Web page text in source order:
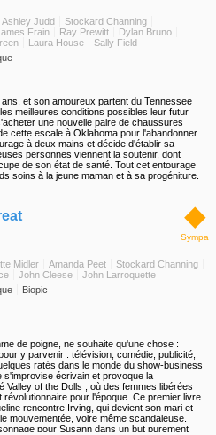
Ashley Judd
Stockard Channing
Frain Ray Prewitt
Dylan Bruno
Laura House
Sally Field
et son amoureux partent du Tennessee
meilleures conditions possibles leur futur
une nouvelle paire de chaussures
cette escale à Oklahoma pour l'abandonner
à deux mains et décide d'établir sa
personnes viennent la soutenir, dont
de son état de santé. Tout cet entourage
soins à la jeune maman et à sa progéniture.
◆
Sympa
Midler Amanda Peet
Stockard Channing
John Cleese
John Larroquette
Biopic
de poigne, ne souhaite qu'une chose :
y parvenir : télévision, comédie, publicité,
ratés dans le monde du show-business
s'improvise écrivain et provoque la
Valley of the Dolls , où des femmes libérées
pour l'époque. Ce premier livre
rencontre Irving, qui devient son mari et
mouvementée, voire même scandaleuse.
pour Susann dans un but purement